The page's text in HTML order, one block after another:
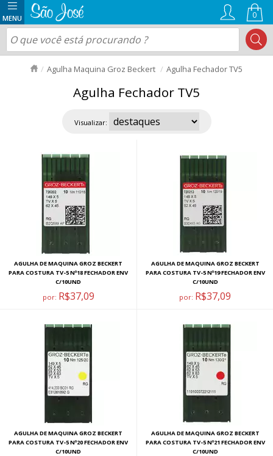
0
Agulha Maquina Groz Beckert Agulha Fechador TV5
Agulha Fechador TV5
Visualizar:
AGULHA DE MAQUINA GROZ BECKERT
PARA COSTURA TV-5 Nº18 FECHADOR ENV
C/10UND
por: R$37,09
AGULHA DE MAQUINA GROZ BECKERT
PARA COSTURA TV-5 Nº19 FECHADOR ENV
C/10UND
por: R$37,09
AGULHA DE MAQUINA GROZ BECKERT
PARA COSTURA TV-5 Nº20 FECHADOR ENV
C/10UND
AGULHA DE MAQUINA GROZ BECKERT
PARA COSTURA TV-5 Nº21 FECHADOR ENV
C/10UND